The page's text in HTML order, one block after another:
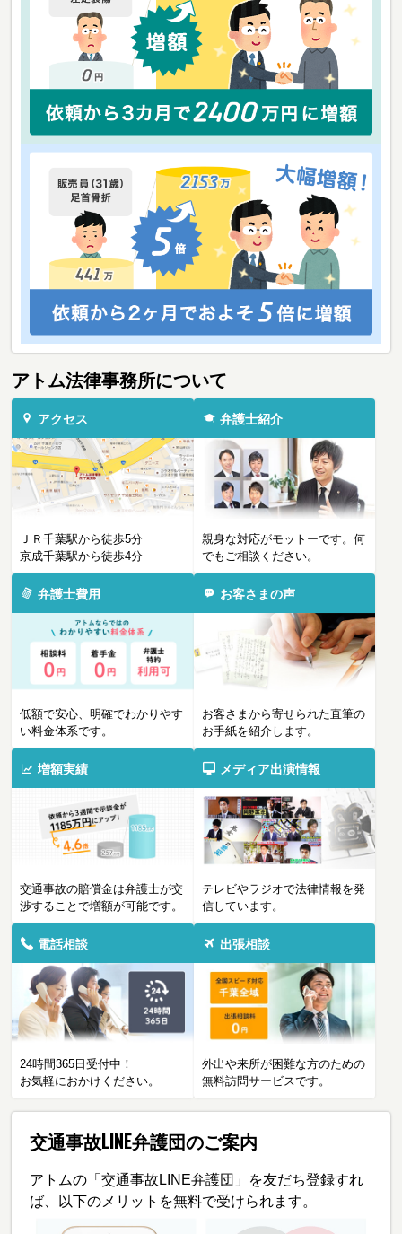
アトム法律事務所について
アクセス
ＪＲ千葉駅から徒歩5分
京成千葉駅から徒歩4分
弁護士紹介
親身な対応がモットーです。何
でもご相談ください。
弁護士費用
低額で安心、明確でわかりやす
い料金体系です。
お客さまの声
お客さまから寄せられた直筆の
お手紙を紹介します。
増額実績
交通事故の賠償金は弁護士が交
渉することで増額が可能です。
メディア出演情報
テレビやラジオで法律情報を発
信しています。
電話相談
24時間365日受付中！
お気軽におかけください。
出張相談
外出や来所が困難な方のための
無料訪問サービスです。
交通事故LINE弁護団のご案内
アトムの「交通事故LINE弁護団」を友だち登録すれ
ば、以下のメリットを無料で受けられます。